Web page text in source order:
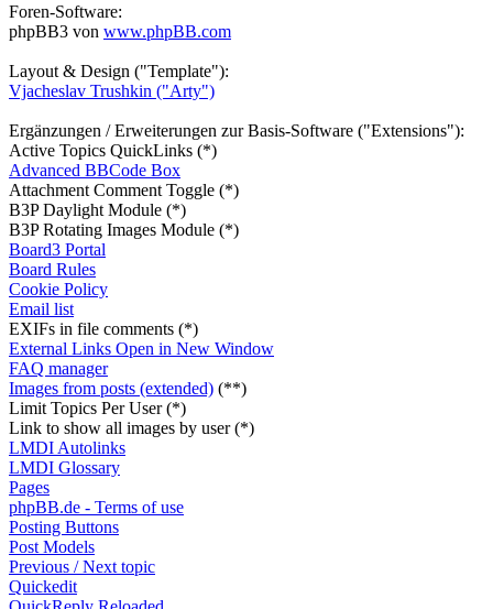
Foren-Software:
phpBB3 von www.phpBB.com
Layout & Design ("Template"):
Vjacheslav Trushkin ("Arty")
Ergänzungen / Erweiterungen zur Basis-Software ("Extensions"):
Active Topics QuickLinks (*)
Advanced BBCode Box
Attachment Comment Toggle (*)
B3P Daylight Module (*)
B3P Rotating Images Module (*)
Board3 Portal
Board Rules
Cookie Policy
Email list
EXIFs in file comments (*)
External Links Open in New Window
FAQ manager
Images from posts (extended) (**)
Limit Topics Per User (*)
Link to show all images by user (*)
LMDI Autolinks
LMDI Glossary
Pages
phpBB.de - Terms of use
Posting Buttons
Post Models
Previous / Next topic
Quickedit